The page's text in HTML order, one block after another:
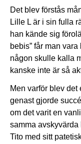
Det blev förstås
Lille L är i sin fulla
han kände sig
bebis” får man
någon skulle kalla
kanske inte är så
Men varför blev
genast gjorde
om det varit en
samma
Tito med sitt